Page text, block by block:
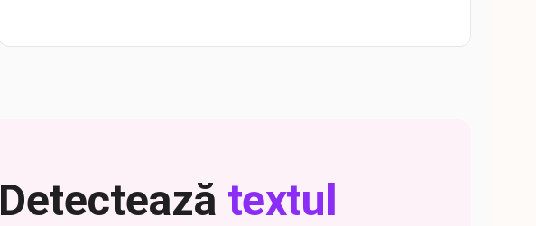
Detectează textul